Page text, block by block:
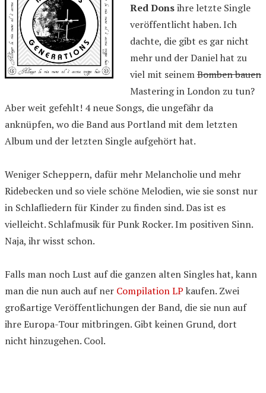
Red Donsihre letzte Single
veröffentlicht haben. Ich
dachte, die gibt es gar nicht
mehr und der Daniel hat zu
viel mit seinemBomben bauen
Mastering in London zu tun?
Aber weit gefehlt! 4 neue Songs, die ungefähr da
anknüpfen, wo die Band aus Portland mit dem letzten
Album und der letzten Single aufgehört hat.
Weniger Scheppern, dafür mehr Melancholie und mehr
Ridebecken und so viele schöne Melodien, wie sie sonst nur
in Schlafliedern für Kinder zu finden sind. Das ist es
vielleicht. Schlafmusik für Punk Rocker. Im positiven Sinn.
Naja, ihr wisst schon.
Falls man noch Lust auf die ganzen alten Singles hat, kann
man die nun auch auf ner Compilation LP kaufen. Zwei
großartige Veröffentlichungen der Band, die sie nun auf
ihre Europa-Tour mitbringen. Gibt keinen Grund, dort
nicht hinzugehen. Cool.